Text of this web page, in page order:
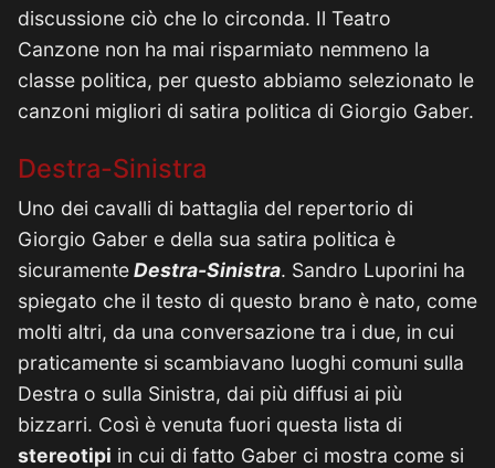
discussione ciò che lo circonda. Il Teatro
Canzone non ha mai risparmiato nemmeno la
classe politica, per questo abbiamo selezionato le
canzoni migliori di satira politica di Giorgio Gaber.
Destra-Sinistra
Uno dei cavalli di battaglia del repertorio di
Giorgio Gaber e della sua satira politica è
sicuramenteDestra-Sinistra. Sandro Luporini ha
spiegato che il testo di questo brano è nato, come
molti altri, da una conversazione tra i due, in cui
praticamente si scambiavano luoghi comuni sulla
Destra o sulla Sinistra, dai più diffusi ai più
bizzarri. Così è venuta fuori questa lista di
stereotipi in cui di fatto Gaber ci mostra come si